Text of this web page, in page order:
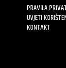
PRAVILA
UVJETI
KONTAKT